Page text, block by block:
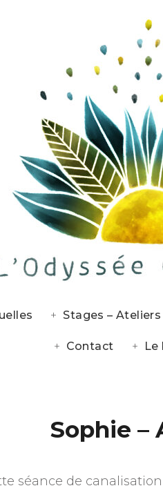
Stages –
Contact Le
Sophie –
séance de